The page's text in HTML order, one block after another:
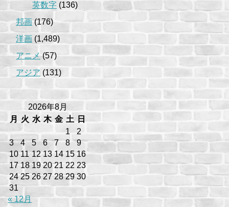
英数字 (136)
邦画(176)
洋画 (1,489)
アニメ(57)
アジア (131)
2026年8月
月
火 水 木 金 土
日
1
2
3
4 5 6 7 8
9
10 11 12 13 14 15 16
17 18 19 20 21 22 23
24 25 26 27 28 29 30
31
« 12月